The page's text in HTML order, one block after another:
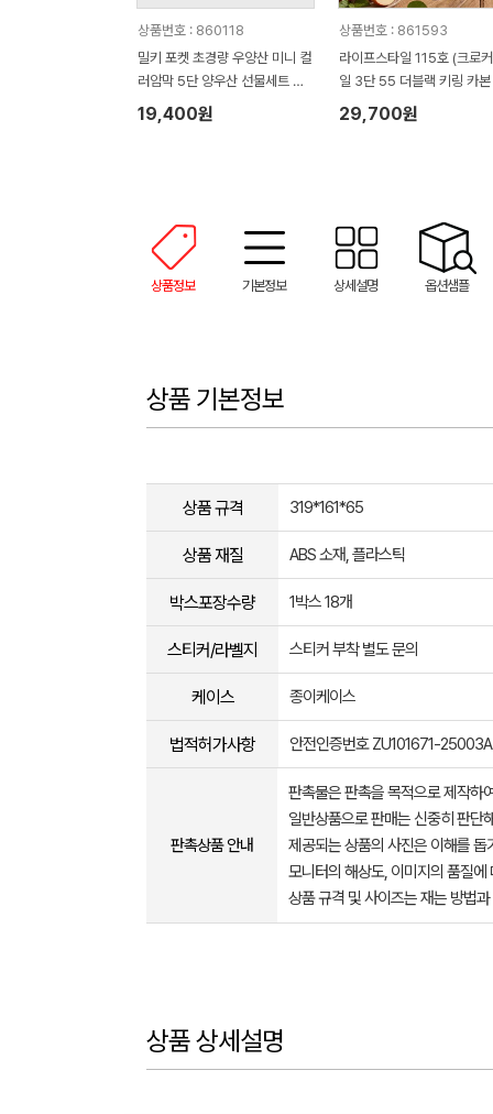
상품번호 : 860118
밀키 포켓 초경량 우양산 미니 컬
러암막 5단 양우산 선물세트 답
례품+무한타올세트 그레이 모달
180g 수건세트
19,400원
상품번호 : 861593
라이프스타일 115호 (크로
일 3단 55 더블랙 키링 카본
림 암막 양우산 VIP+쿨링선
29,700원
상품정보 기본정보 상세설명 옵션샘플
상품 기본정보
상품 규격 319*161*65
상품 재질 ABS 소재, 플라스틱
박스포장수량 1박스 18개
스티커/라벨지 스티커 부착 별도 문의
케이스 종이케이스
법적허가사항 안전인증번호 ZU101671-25003A
판촉상품 안내
판촉물은 판촉을 목적으로 제작하
일반상품으로 판매는 신중히 판단
제공되는 상품의 사진은 이해를
모니터의 해상도, 이미지의 품질
상품 규격 및 사이즈는 재는 방법
상품 상세설명